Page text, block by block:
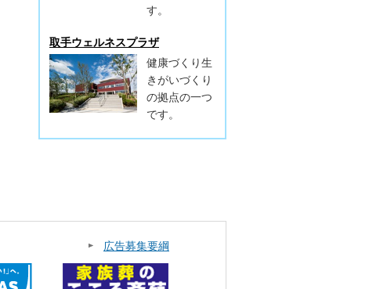
す。
取手ウェルネスプラザ
健康づくり生
きがいづくり
の拠点の一つ
です。
広告募集要綱